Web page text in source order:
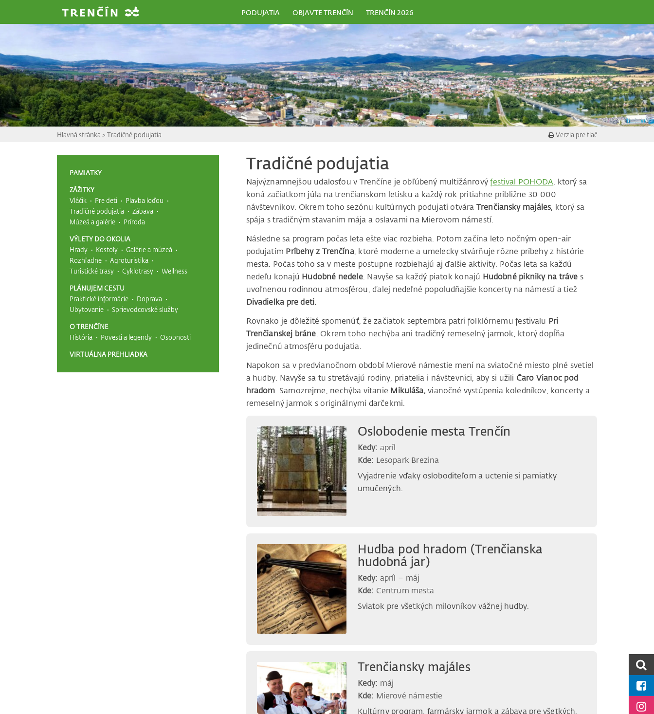
PODUJATIA OBJAVTE TRENČÍN TRENČÍN 2026
Hlavná stránka > Tradičné podujatia Verzia pre tlač
PAMIATKY
ZÁŽITKY
Vláčik
Pre deti
Plavba loďou
Tradičné podujatia
Zábava
Múzeá a galérie
Príroda
VÝLETY DO OKOLIA
Hrady
Kostoly
Galérie a múzeá
Rozhľadne
Agroturistika
Turistické trasy
Cyklotrasy Wellness
PLÁNUJEM CESTU
Praktické informácie
Doprava
Ubytovanie
Sprievodcovské služby
O TRENČÍNE
História
Povesti a legendy Osobnosti
VIRTUÁLNA PREHLIADKA
Tradičné podujatia
Najvýznamnejšou udalosťou v Trenčíne je obľúbený multižánrovýfestival POHODA , ktorý sa
koná začiatkom júla na trenčianskom letisku a každý rok pritiahne približne 30 000
návštevníkov. Okrem toho sezónu kultúrnych podujatí otvára Trenčiansky majáles , ktorý sa
spája s tradičným stavaním mája a oslavami na Mierovom námestí.
Následne sa program počas leta ešte viac rozbieha. Potom začína leto nočným open-air
podujatím Príbehy z Trenčína, ktoré moderne a umelecky stvárňuje rôzne príbehy z histórie
mesta. Počas toho sa v meste postupne rozbiehajú aj ďalšie aktivity. Počas leta sa každú
nedeľu konajú Hudobné nedele. Navyše sa každý piatok konajú Hudobné pikniky na tráve s
uvoľnenou rodinnou atmosférou, ďalej nedeľné popoludňajšie koncerty na námestí a tiež
Divadielka pre deti.
Rovnako je dôležité spomenúť, že začiatok septembra patrí folklórnemu festivalu Pri
Trenčianskej bráne . Okrem toho nechýba ani tradičný remeselný jarmok, ktorý dopĺňa
jedinečnú atmosféru podujatia.
Napokon sa v predvianočnom období Mierové námestie mení na sviatočné miesto plné svetiel
a hudby. Navyše sa tu stretávajú rodiny, priatelia i návštevníci, aby si užili Čaro Vianoc pod
hradom . Samozrejme, nechýba vítanie Mikuláša, vianočné vystúpenia koledníkov, koncerty a
remeselný jarmok s originálnymi darčekmi.
Oslobodenie mesta Trenčín
Kedy: apríl
Kde: Lesopark Brezina
Vyjadrenie vďaky osloboditeľom a uctenie si pamiatky
umučených.
Hudba pod hradom (Trenčianska
hudobná jar)
Kedy: apríl – máj
Kde: Centrum mesta
Sviatok pre všetkých milovníkov vážnej hudby.
Trenčiansky majáles
Kedy: máj
Kde: Mierové námestie
Kultúrny program, farmársky jarmok a zábava pre všetkých.